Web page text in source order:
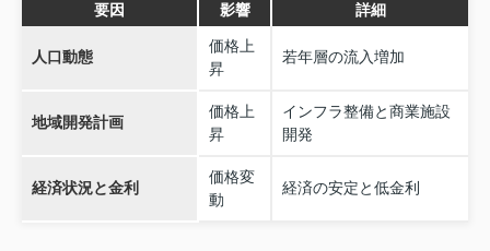
要因 影響 詳細
人口動態
価格上
昇
若年層の流入増加
地域開発計画
価格上
昇
インフラ整備と商業施設
開発
経済状況と金利
価格変
動
経済の安定と低金利